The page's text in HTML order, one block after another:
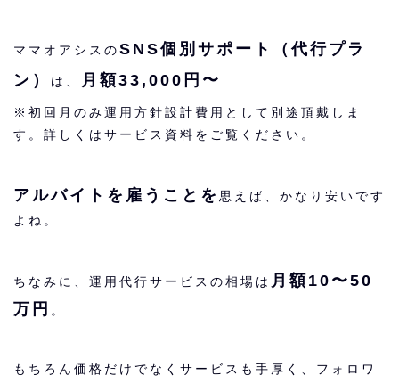
ママオアシスのSNS個別サポート（代行プラ
ン）
は、 月額33,000円〜
※初回月のみ運用方針設計費用として別途頂戴しま
す。詳しくはサービス資料をご覧ください。
アルバイトを雇うことを 思えば、かなり安いです
よね。
ちなみに、運用代行サービスの相場は 月額10〜50
万円 。
もちろん価格だけでなくサービスも手厚く、フォロワ